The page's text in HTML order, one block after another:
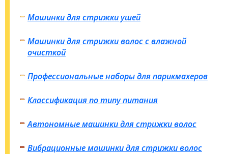
Машинки для стрижки ушей
Машинки для стрижки волос с влажной
очисткой
Профессиональные наборы для парикмахеров
Классификация по типу питания
Автономные машинки для стрижки волос
Вибрационные машинки для стрижки волос